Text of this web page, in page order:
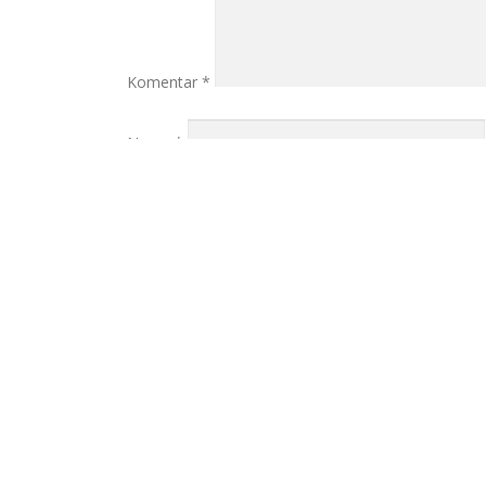
Komentar *
Nama *